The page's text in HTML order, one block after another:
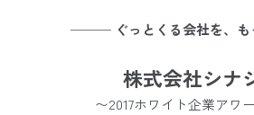
─── ぐっとくる会社を、
株式会社シナ
〜2017ホワイト企業アワ